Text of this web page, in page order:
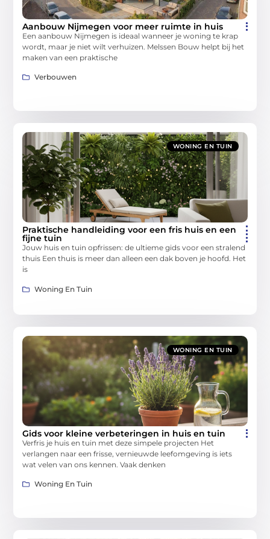
Aanbouw Nijmegen voor meer ruimte in huis
Een aanbouw Nijmegen is ideaal wanneer je woning te krap
wordt, maar je niet wilt verhuizen. Melssen Bouw helpt bij het
maken van een praktische
Verbouwen
WONING EN TUIN
Praktische handleiding voor een fris huis en een
fijne tuin
Jouw huis en tuin opfrissen: de ultieme gids voor een stralend
thuis Een thuis is meer dan alleen een dak boven je hoofd. Het
is
Woning En Tuin
WONING EN TUIN
Gids voor kleine verbeteringen in huis en tuin
Verfris je huis en tuin met deze simpele projecten Het
verlangen naar een frisse, vernieuwde leefomgeving is iets
wat velen van ons kennen. Vaak denken
Woning En Tuin